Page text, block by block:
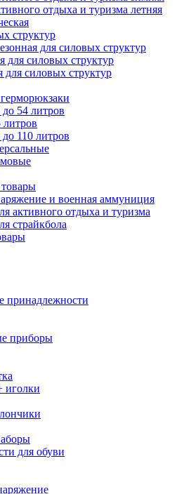
отдыха и туризма летняя
структур
для силовых структур
для силовых структур
для силовых структур
54 литров
110 литров
и военная аммуниция
активного отдыха и туризма
страйкбола
принадлежности
приборы
иголки
для обуви